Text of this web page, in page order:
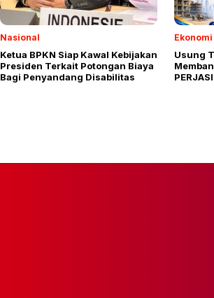
Nasional
Ketua BPKN Siap Kawal Kebijakan
Presiden Terkait Potongan Biaya
Bagi Penyandang Disabilitas
Usung